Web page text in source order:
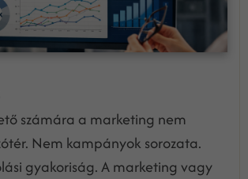
számára a marketing nem
Nem kampányok sorozata.
gyakoriság. A marketing vagy